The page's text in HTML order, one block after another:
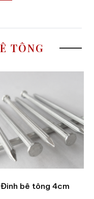
TÔNG
Đinh bê tông 4cm